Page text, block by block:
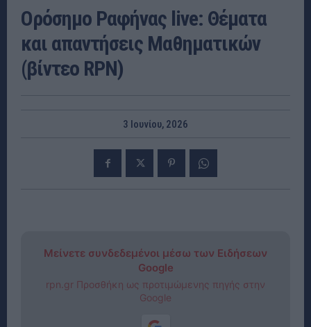
Ορόσημο Ραφήνας live: Θέματα
και απαντήσεις Μαθηματικών
(βίντεο RPN)
3 Ιουνίου, 2026
Μείνετε συνδεδεμένοι μέσω των Ειδήσεων
Google
rpn.gr Προσθήκη ως προτιμώμενης πηγής στην
Google